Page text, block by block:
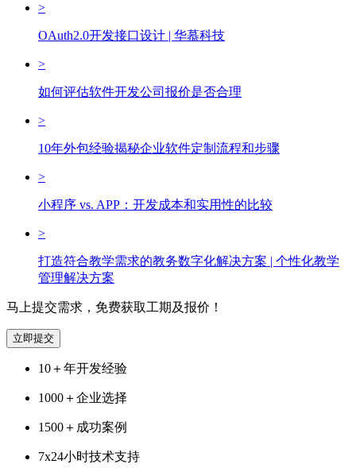
>
OAuth2.0开发接口设计 | 华慕科技
>
如何评估软件开发公司报价是否合理
>
10年外包经验揭秘企业软件定制流程和步骤
>
小程序 vs. APP：开发成本和实用性的比较
>
打造符合教学需求的教务数字化解决方案 | 个性化教学
管理解决方案
马上提交需求，免费获取工期及报价！
立即提交
10＋年开发经验
1000＋企业选择
1500＋ 成功案例
7x24小时技术支持